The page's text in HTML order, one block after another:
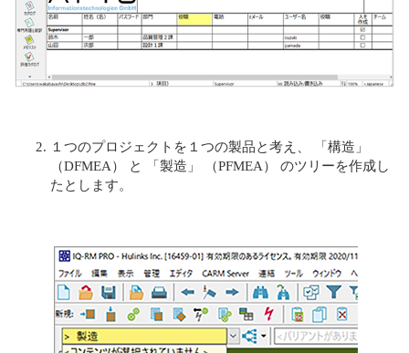
１つのプロジェクトを１つの製品と考え、 「構造」
（DFMEA） と 「製造」 （PFMEA） のツリーを作成し
たとします。